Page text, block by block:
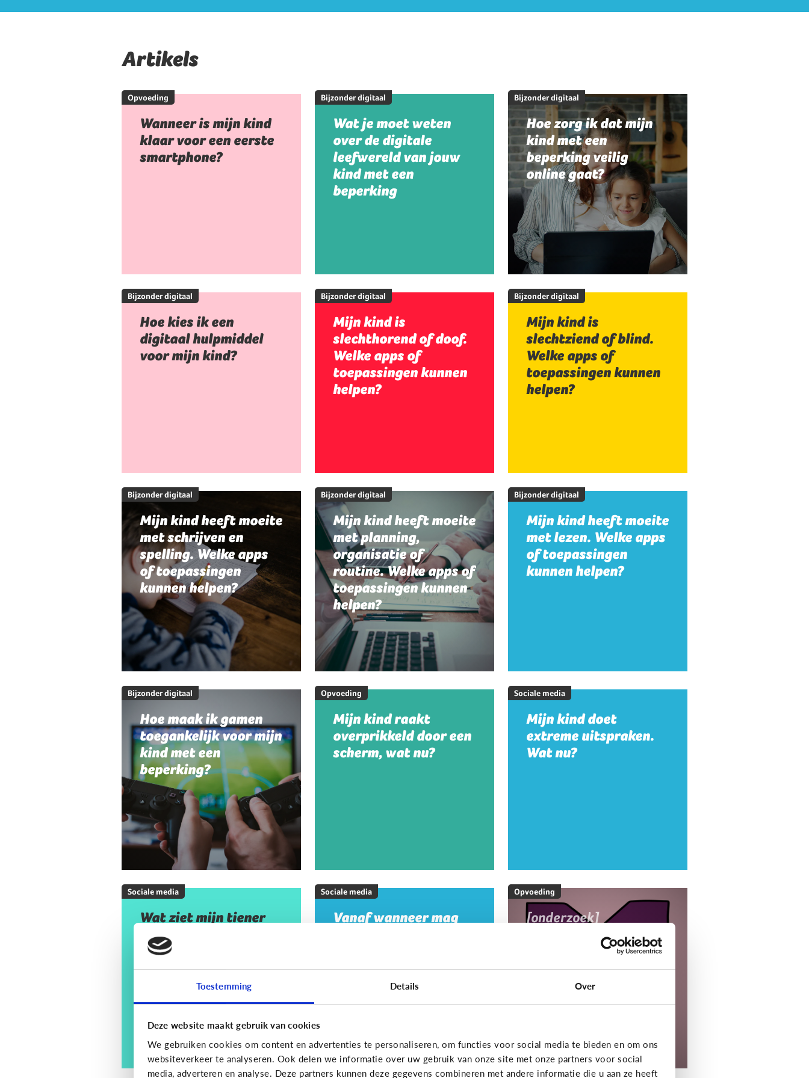
Toestemming Details Over
Deze website maakt gebruik van cookies
We gebruiken cookies om content en advertenties te personaliseren, om functies voor social media te bieden en om ons
websiteverkeer te analyseren. Ook delen we informatie over uw gebruik van onze site met onze partners voor social
media, adverteren en analyse. Deze partners kunnen deze gegevens combineren met andere informatie die u aan ze heeft
Artikels
Opvoeding
Wanneer is mijn kind
klaar voor een eerste
smartphone?
Bijzonder digitaal
Wat je moet weten
over de digitale
leefwereld van jouw
kind met een
beperking
Bijzonder digitaal
Hoe zorg ik dat mijn
kind met een
beperking veilig
online gaat?
Bijzonder digitaal
Hoe kies ik een
digitaal hulpmiddel
voor mijn kind?
Bijzonder digitaal
Mijn kind is
slechthorend of doof.
Welke apps of
toepassingen kunnen
helpen?
Bijzonder digitaal
Mijn kind is
slechtziend of blind.
Welke apps of
toepassingen kunnen
helpen?
Bijzonder digitaal
Mijn kind heeft moeite
met schrijven en
spelling. Welke apps
of toepassingen
kunnen helpen?
Bijzonder digitaal
Mijn kind heeft moeite
met planning,
organisatie of
routine. Welke apps of
toepassingen kunnen
helpen?
Bijzonder digitaal
Mijn kind heeft moeite
met lezen. Welke apps
of toepassingen
kunnen helpen?
Bijzonder digitaal
Hoe maak ik gamen
toegankelijk voor mijn
kind met een
beperking?
Opvoeding
Mijn kind raakt
overprikkeld door een
scherm, wat nu?
Sociale media
Mijn kind doet
extreme uitspraken.
Wat nu?
Sociale media
Wat ziet mijn tiener
op sociale media? En
moet ik mij daar
zorgen om maken?
Sociale media
Vanaf wanneer mag
Opvoeding
[onderzoek]
MediaNest Cijfers
2025 - Kom alles te
weten over het
mediagebruik en de
mediaopvoeding in
Ontdek het onderzoek!